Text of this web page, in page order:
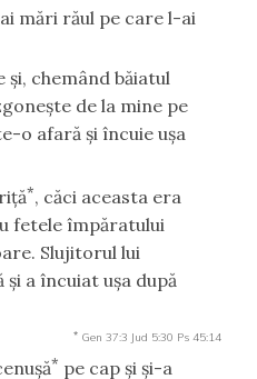
mări răul pe care l-ai
chemând băiatul
de la mine pe
o afară şi încuie uşa
*, căci aceasta era
fetele împăratului
Slujitorul lui
a încuiat uşa după
* Gen 37:3 Jud 5:30 Ps 45:14
* pe cap şi şi-a